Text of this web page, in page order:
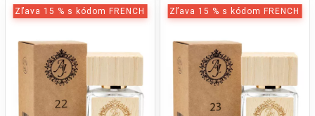
Zľava 15 % s kódom FRENCH Zľava 15 % s kódom FRENCH